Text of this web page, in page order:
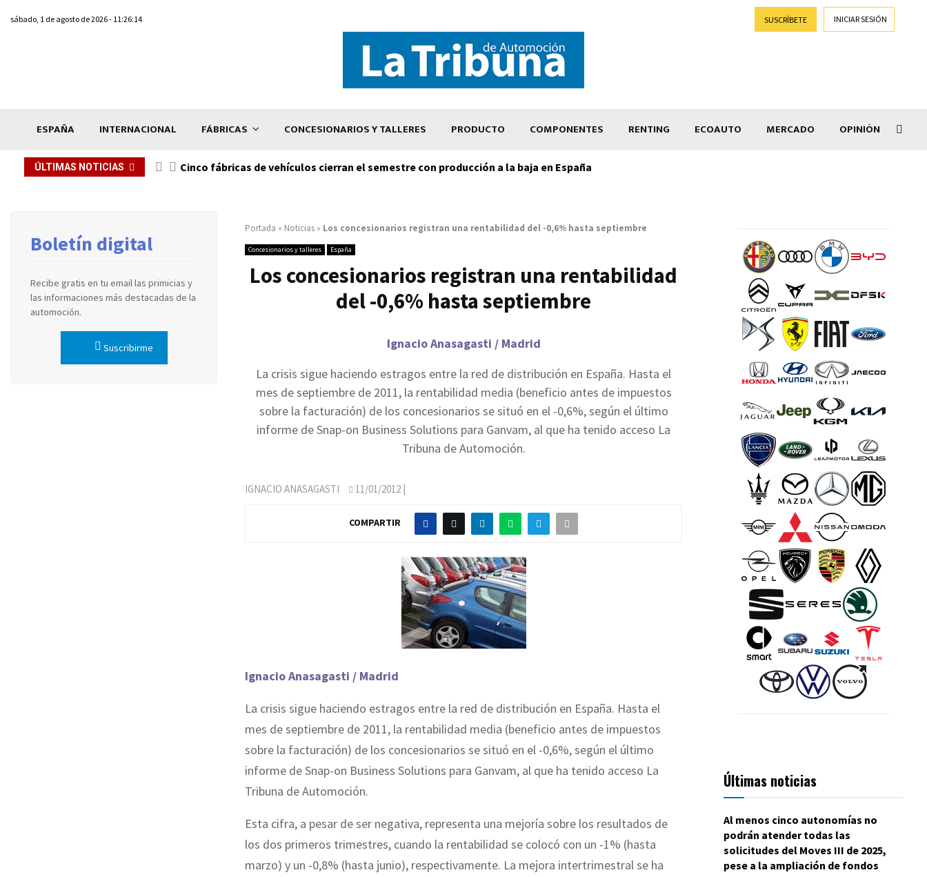
sábado, 1 de agosto de 2026 - 11:26:14 SUSCRÍBETE INICIAR SESIÓN
ESPAÑA INTERNACIONAL FÁBRICAS CONCESIONARIOS Y TALLERES PRODUCTO COMPONENTES RENTING ECOAUTO MERCADO OPINIÓN
ÚLTIMAS NOTICIAS Cinco fábricas de vehículos cierran el semestre con producción a la baja en España
Portada » Noticias » Los concesionarios registran una rentabilidad del -0,6% hasta septiembre
Concesionarios y talleres España
Los concesionarios registran una rentabilidad
del -0,6% hasta septiembre
Ignacio Anasagasti / Madrid
La crisis sigue haciendo estragos entre la red de distribución en España. Hasta el
mes de septiembre de 2011, la rentabilidad media (beneficio antes de impuestos
sobre la facturación) de los concesionarios se situó en el -0,6%, según el último
informe de Snap-on Business Solutions para Ganvam, al que ha tenido acceso La
Tribuna de Automoción.
IGNACIO ANASAGASTI 11/01/2012 |
COMPARTIR
Ignacio Anasagasti / Madrid
La crisis sigue haciendo estragos entre la red de distribución en España. Hasta el
mes de septiembre de 2011, la rentabilidad media (beneficio antes de impuestos
sobre la facturación) de los concesionarios se situó en el -0,6%, según el último
informe de Snap-on Business Solutions para Ganvam, al que ha tenido acceso La
Tribuna de Automoción.
Esta cifra, a pesar de ser negativa, representa una mejoría sobre los resultados de
los dos primeros trimestres, cuando la rentabilidad se colocó con un -1% (hasta
marzo) y un -0,8% (hasta junio), respectivamente. La mejora intertrimestral se ha
Boletín digital
Recibe gratis en tu email las primicias y
las informaciones más destacadas de la
automoción.
Suscribirme
Últimas noticias
Al menos cinco autonomías no
podrán atender todas las
solicitudes del Moves III de 2025,
pese a la ampliación de fondos